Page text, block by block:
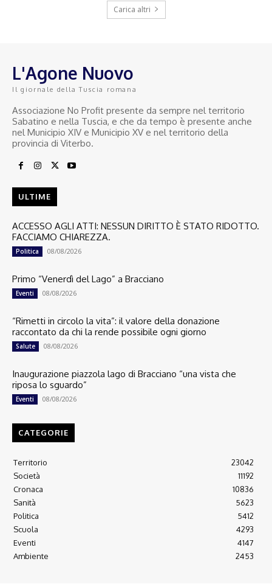
Carica altri
L'Agone Nuovo
Il giornale della Tuscia romana
Associazione No Profit presente da sempre nel territorio
Sabatino e nella Tuscia, e che da tempo è presente anche
nel Municipio XIV e Municipio XV e nel territorio della
provincia di Viterbo.
ULTIME
ACCESSO AGLI ATTI: NESSUN DIRITTO È STATO RIDOTTO.
FACCIAMO CHIAREZZA.
Politica 08/08/2026
Primo “Venerdì del Lago” a Bracciano
Eventi 08/08/2026
“Rimetti in circolo la vita”: il valore della donazione
raccontato da chi la rende possibile ogni giorno
Salute 08/08/2026
Inaugurazione piazzola lago di Bracciano “una vista che
riposa lo sguardo”
Eventi 08/08/2026
CATEGORIE
Territorio
23042
Società
11192
Cronaca
10836
Sanità
5623
Politica
5412
Scuola
4293
Eventi
4147
Ambiente
2453